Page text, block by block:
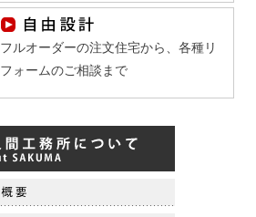
フルオーダーの注文住宅から、各種リ
フォームのご相談まで